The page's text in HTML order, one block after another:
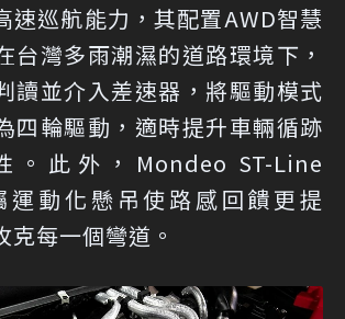
速巡航能力，其配置AWD智慧
台灣多雨潮濕的道路環境下，
讀並介入差速器，將驅動模式
四輪驅動，適時提升車輛循跡
。此外，Mondeo ST-Line
運動化懸吊使路感回饋更提
克每一個彎道。